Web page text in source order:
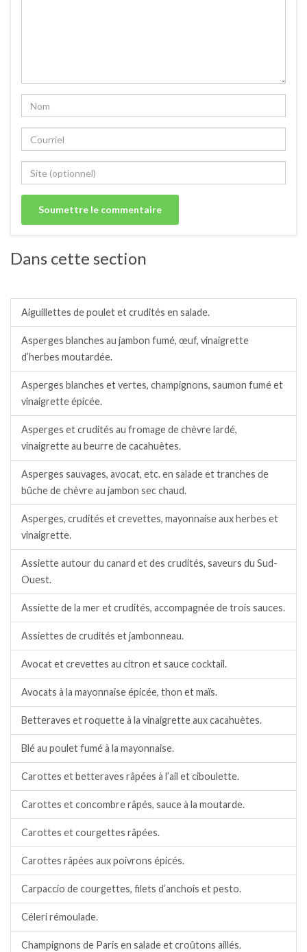
Dans cette section
Aiguillettes de poulet et crudités en salade.
Asperges blanches au jambon fumé, œuf, vinaigrette
d’herbes moutardée.
Asperges blanches et vertes, champignons, saumon fumé et
vinaigrette épicée.
Asperges et crudités au fromage de chèvre lardé,
vinaigrette au beurre de cacahuètes.
Asperges sauvages, avocat, etc. en salade et tranches de
bûche de chèvre au jambon sec chaud.
Asperges, crudités et crevettes, mayonnaise aux herbes et
vinaigrette.
Assiette autour du canard et des crudités, saveurs du Sud-
Ouest.
Assiette de la mer et crudités, accompagnée de trois sauces.
Assiettes de crudités et jambonneau.
Avocat et crevettes au citron et sauce cocktail.
Avocats à la mayonnaise épicée, thon et maïs.
Betteraves et roquette à la vinaigrette aux cacahuètes.
Blé au poulet fumé à la mayonnaise.
Carottes et betteraves râpées à l’ail et ciboulette.
Carottes et concombre râpés, sauce à la moutarde.
Carottes et courgettes râpées.
Carottes râpées aux poivrons épicés.
Carpaccio de courgettes, filets d’anchois et pesto.
Céleri rémoulade.
Champignons de Paris en salade et croûtons aillés.